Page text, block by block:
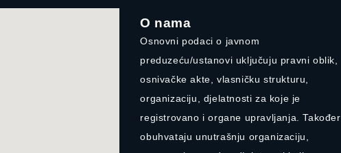
O nama
Osnovni podaci o javnom
preduzeću/ustanovi uključuju pravni oblik,
osnivačke akte, vlasničku strukturu,
organizaciju, djelatnosti za koje je
registrovano i organe upravljanja. Također
obuhvataju unutrašnju organizaciju,